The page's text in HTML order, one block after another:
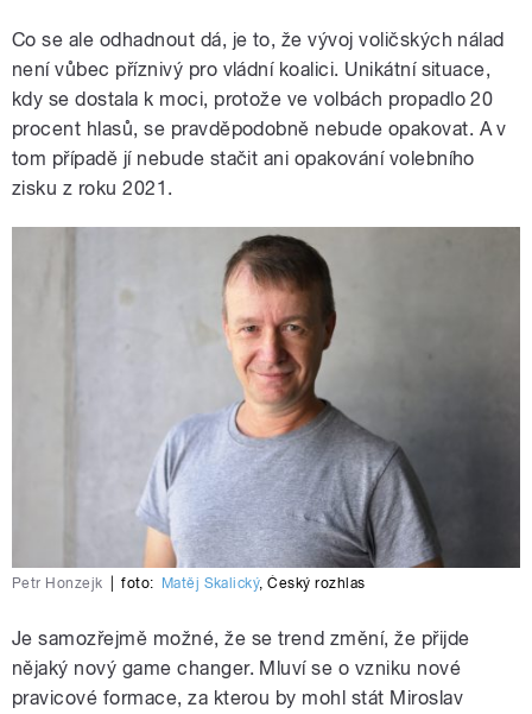
Co se ale odhadnout dá, je to, že vývoj voličských nálad
není vůbec příznivý pro vládní koalici. Unikátní situace,
kdy se dostala k moci, protože ve volbách propadlo 20
procent hlasů, se pravděpodobně nebude opakovat. A v
tom případě jí nebude stačit ani opakování volebního
zisku z roku 2021.
Petr Honzejk foto: Matěj Skalický,Český rozhlas
Je samozřejmě možné, že se trend změní, že přijde
nějaký nový game changer. Mluví se o vzniku nové
pravicové formace, za kterou by mohl stát Miroslav